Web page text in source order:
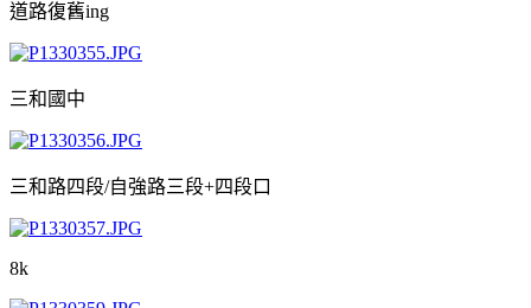
道路復舊ing
三和國中
三和路四段/自強路三段+四段口
8k